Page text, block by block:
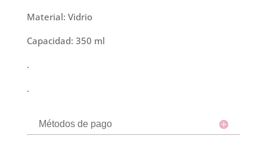
Material: Vidrio
Capacidad: 350 ml
.
.
Métodos de pago